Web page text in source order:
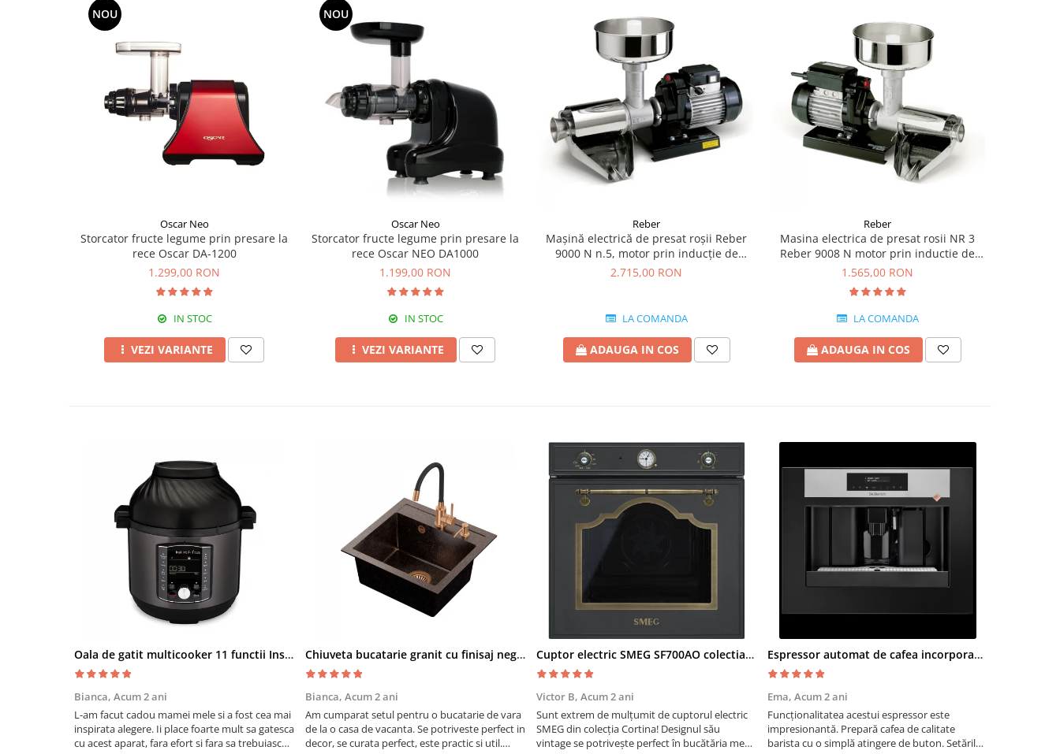
NOU
Oscar Neo
Storcator fructe legume prin presare la
rece Oscar DA-1200
1.299,00 RON
IN STOC
VEZI VARIANTE
NOU
Oscar Neo
Storcator fructe legume prin presare la
rece Oscar NEO DA1000
1.199,00 RON
IN STOC
VEZI VARIANTE
Reber
Mașină electrică de presat roşii Reber
9000 N n.5, motor prin inducție de
600W, producție pana la 350kg/h
2.715,00 RON
LA COMANDA
ADAUGA IN COS
Reber
Masina electrica de presat rosii NR 3
Reber 9008 N motor prin inductie de
400W
1.565,00 RON
LA COMANDA
ADAUGA IN COS
Oala de gatit multicooker 11 functii Instant Pot Pro Crisp 8 + Air Fryer 7.6 lt
Bianca, Acum 2 ani
L-am facut cadou mamei mele si a fost cea mai
inspirata alegere. Ii place foarte mult sa gatesca
cu acest aparat, fara efort si fara sa trebuiasca
Chiuveta bucatarie granit cu finisaj negru perlat/cupru Steingran Art Copper cu dozator si baterie Quadron
Bianca, Acum 2 ani
Am cumparat setul pentru o bucatarie de vara
de la o casa de vacanta. Se potriveste perfect in
decor, se curata perfect, este practic si util.
Cuptor electric SMEG SF700AO colectia Cortina
Victor B, Acum 2 ani
Sunt extrem de mulțumit de cuptorul electric
SMEG din colecția Cortina! Designul său
vintage se potrivește perfect în bucătăria mea,
Espressor automat de cafea incorporabil De Dietrich Platinum
Ema, Acum 2 ani
Funcționalitatea acestui espressor este
impresionantă. Prepară cafea de calitate
barista cu o simplă atingere de buton. Setările